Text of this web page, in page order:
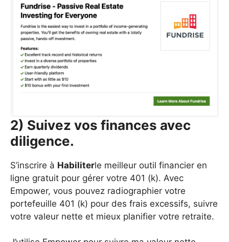
2) Suivez vos finances avec
diligence.
S’inscrire à Habiliterle meilleur outil financier en
ligne gratuit pour gérer votre 401 (k). Avec
Empower, vous pouvez radiographier votre
portefeuille 401 (k) pour des frais excessifs, suivre
votre valeur nette et mieux planifier votre retraite.